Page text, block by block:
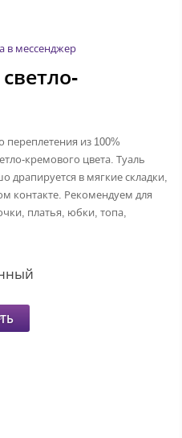
в мессенджер
переплетения из 100%
кремового цвета. Туаль
драпируется в мягкие складки,
контакте. Рекомендуем для
платья, юбки, топа,